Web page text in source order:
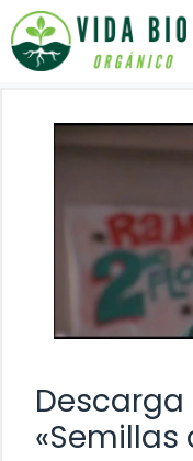
Saltar
al
contenido
«Semillas